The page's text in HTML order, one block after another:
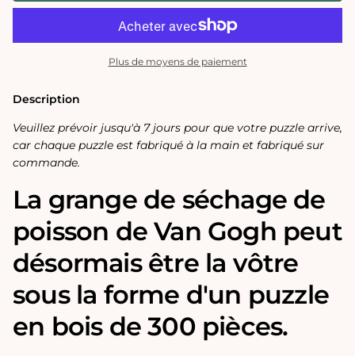
en
300
de
séchage
du
poisson »
de
Van
en
300
de
du
poisson »
de
Van
Plus de moyens de paiement
Description
Veuillez prévoir jusqu'à 7 jours pour que votre puzzle arrive,
car chaque puzzle est fabriqué à la main et fabriqué sur
commande.
La grange de séchage de
poisson de Van Gogh peut
désormais être la vôtre
sous la forme d'un puzzle
en bois de 300 pièces.